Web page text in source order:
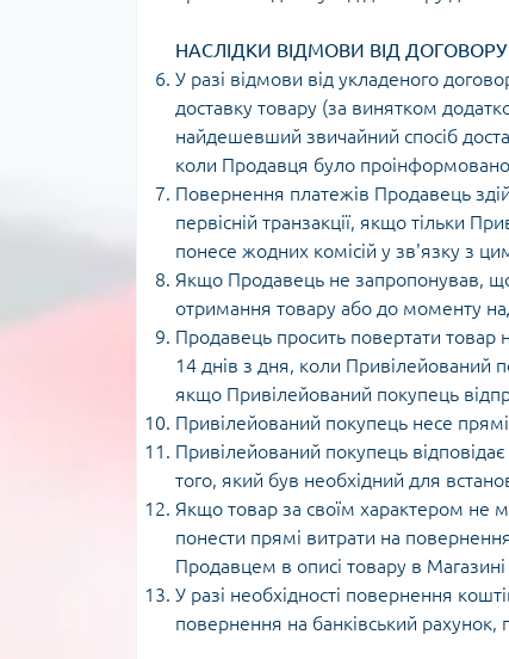
НАСЛІДКИ ВІДМОВИ ВІД ДОГОВОРУ
У разі відмови від укладеного
доставку товару (за винятком
найдешевший звичайний спосіб
коли Продавця було
Повернення платежів Продавець
первісній транзакції, якщо тільки
понесе жодних комісій у зв'язку з
Якщо Продавець не запропонував,
отримання товару або до моменту
Продавець просить повертати товар
14 днів з дня, коли Привілейований
якщо Привілейований покупець
Привілейований покупець несе
Привілейований покупець
того, який був необхідний для
Якщо товар за своїм характером не
понести прямі витрати на
Продавцем в описі товару в
У разі необхідності повернення
повернення на банківський рахунок,